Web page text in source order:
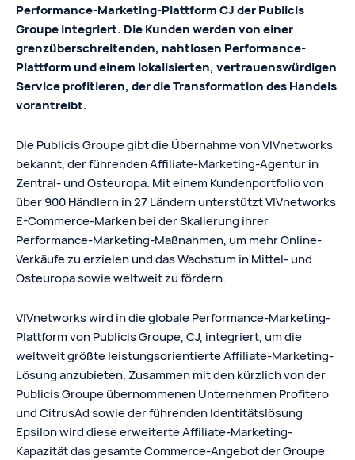
Performance-Marketing-Plattform CJ der Publicis
Groupe integriert. Die Kunden werden von einer
grenzüberschreitenden, nahtlosen Performance-
Plattform und einem lokalisierten, vertrauenswürdigen
Service profitieren, der die Transformation des Handels
vorantreibt.
Die Publicis Groupe gibt die Übernahme von VIVnetworks
bekannt, der führenden Affiliate-Marketing-Agentur in
Zentral- und Osteuropa. Mit einem Kundenportfolio von
über 900 Händlern in 27 Ländern unterstützt VIVnetworks
E-Commerce-Marken bei der Skalierung ihrer
Performance-Marketing-Maßnahmen, um mehr Online-
Verkäufe zu erzielen und das Wachstum in Mittel- und
Osteuropa sowie weltweit zu fördern.
VIVnetworks wird in die globale Performance-Marketing-
Plattform von Publicis Groupe, CJ, integriert, um die
weltweit größte leistungsorientierte Affiliate-Marketing-
Lösung anzubieten. Zusammen mit den kürzlich von der
Publicis Groupe übernommenen Unternehmen Profitero
und CitrusAd sowie der führenden Identitätslösung
Epsilon wird diese erweiterte Affiliate-Marketing-
Kapazität das gesamte Commerce-Angebot der Groupe